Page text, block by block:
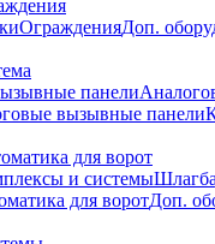
ОгражденияДоп.
панели
вызывные панели
для ворот
и системы
для воротДоп.